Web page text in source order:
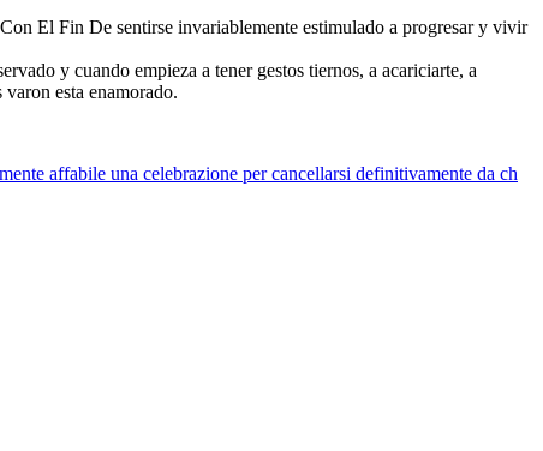
El Fin De sentirse invariablemente estimulado a progresar y vivir
y cuando empieza a tener gestos tiernos, a acariciarte, a
esta enamorado.
affabile una celebrazione per cancellarsi definitivamente da ch